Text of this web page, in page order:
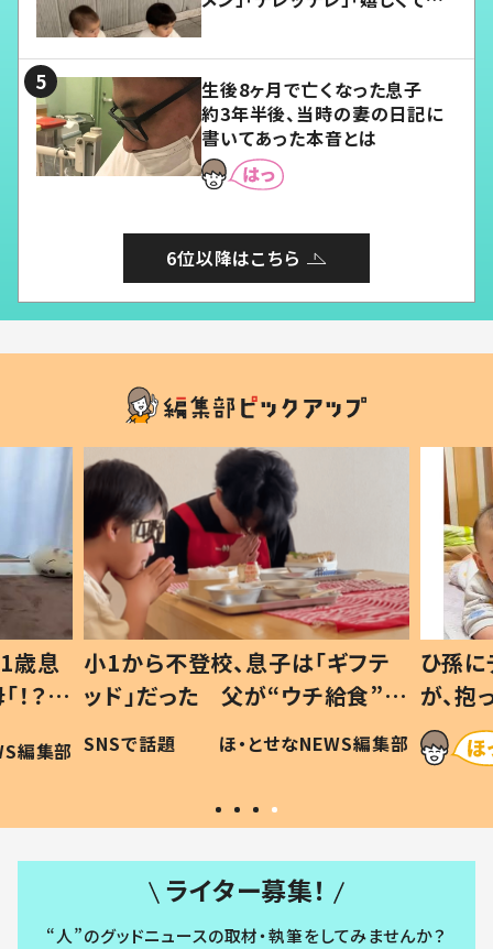
生後8ヶ月で亡くなった息子
約3年半後、当時の妻の日記に
書いてあった本音とは
6位以降はこちら
歳息
？」
編集部
小1から不登校、息子は「ギフテ
ッド」だった 父が“ウチ給食”を
作り続ける理由とは #令和の親
#令和の子
SNSで話題 ほ・とせなNEWS編集部
ひ孫
が、
「涙が
い」
ライター募集！
“人”のグッドニュースの取材・執筆をしてみませんか？